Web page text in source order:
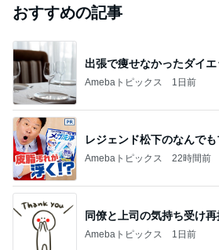
おすすめの記事
出張で痩せなかったダイ
Amebaトピックス 1日前
レジェンド松下のなんでも
Amebaトピックス 22時間前
同僚と上司の気持ち受け
Amebaトピックス 1日前